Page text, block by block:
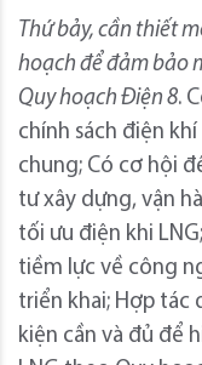
Thứ bảy, cần thiết
hoạch để đảm bảo
Quy hoạch Điện 8.
chính sách điện
chung; Có cơ hội
tư xây dựng, vận
tối ưu điện khi
tiềm lực về công
triển khai; Hợp
kiện cần và đủ để